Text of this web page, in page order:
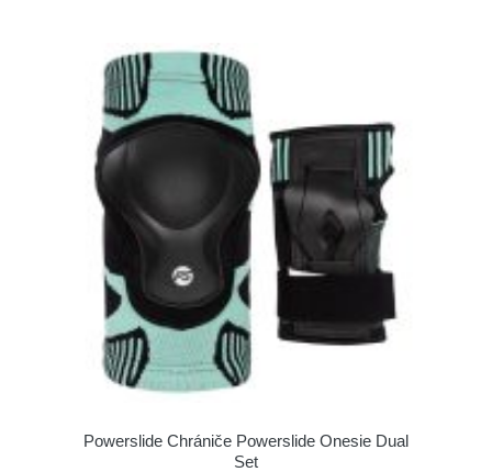
Powerslide Chrániče Powerslide Onesie Dual
Set